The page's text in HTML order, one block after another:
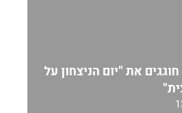
את "יום הניצחון על